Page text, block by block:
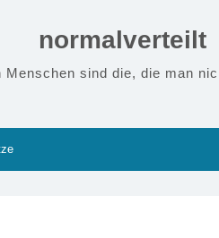
normalverteilt
Menschen sind die, die man